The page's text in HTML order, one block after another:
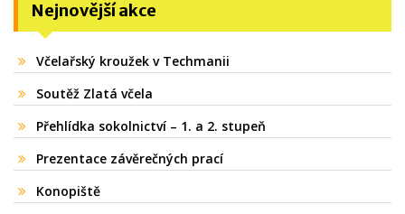
Nejnovější akce
Včelařský kroužek v Techmanii
Soutěž Zlatá včela
Přehlídka sokolnictví – 1. a 2. stupeň
Prezentace závěrečných prací
Konopiště